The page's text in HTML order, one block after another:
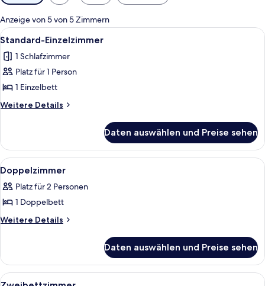
Filter
für
Zimmer
Anzeige von 5 von 5 Zimmern
Alle
Fotos
für
Standard-
Einzelzimmer
anzeigen
Ein Hotelzimmer mit Bett,
5
Standard-Einzelzimmer
1 Schlafzimmer
Platz für 1 Person
1 Einzelbett
Weitere Details
Weitere
Einzelzimmer
Daten auswählen und Preise sehen
Alle
Fotos
für
Doppelzimmer
anzeigen
Ein Hotelzimmer mit einem großen
6
Doppelzimmer
Platz für 2 Personen
1 Doppelbett
Weitere Details
Weitere
Daten auswählen und Preise sehen
Alle
Ein Hotelzimmer mit zwei Betten,
5